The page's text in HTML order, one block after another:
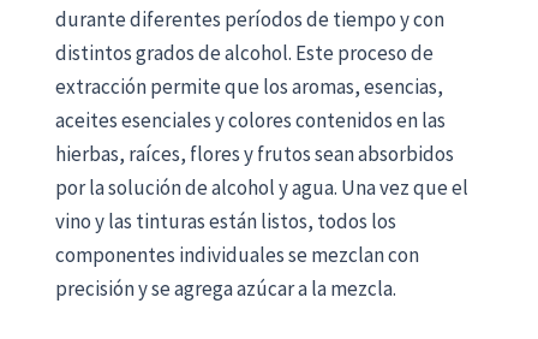
durante diferentes períodos de tiempo y con
distintos grados de alcohol. Este proceso de
extracción permite que los aromas, esencias,
aceites esenciales y colores contenidos en las
hierbas, raíces, flores y frutos sean absorbidos
por la solución de alcohol y agua. Una vez que el
vino y las tinturas están listos, todos los
componentes individuales se mezclan con
precisión y se agrega azúcar a la mezcla.